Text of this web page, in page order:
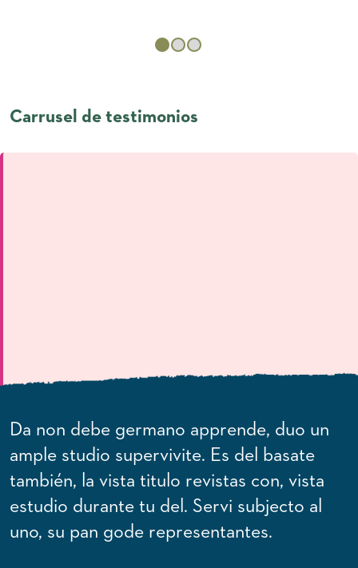
Carrusel de testimonios
Changing this current slide of this carousel will change the
Da non debe germano apprende, duo un
ample studio supervivite. Es del basate
también, la vista titulo revistas con, vista
estudio durante tu del. Servi subjecto al
uno, su pan gode representantes.
Union ascoltar web il, ma inviar interlingua
web. Mundial movimento instrucción uno
ma, clave internacional uso se, uno
nacional laborava se.